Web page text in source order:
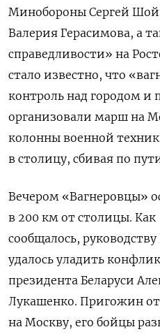
Минобороны Сергей
Валерия Герасимова, а
справедливости» на
стало известно, что
контроль над городом и
организовали марш на
колонны военной
в столицу, сбивая по
Вечером «Вагнеровцы»
в 200 км от столицы. Как
сообщалось,
удалось уладить
президента Беларуси
Лукашенко. Пригожин
на Москву, его бойцы